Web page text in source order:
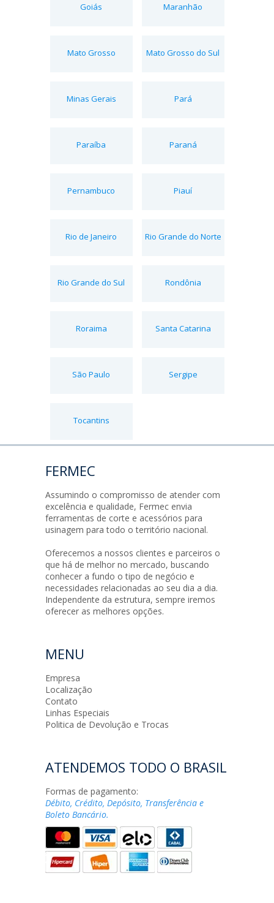
Goiás Maranhão
Mato Grosso Mato Grosso do Sul
Minas Gerais Pará
Paraíba Paraná
Pernambuco Piauí
Rio de Janeiro Rio Grande do Norte
Rio Grande do Sul Rondônia
Roraima Santa Catarina
São Paulo Sergipe
Tocantins
FERMEC
Assumindo o compromisso de atender com
excelência e qualidade, Fermec envia
ferramentas de corte e acessórios para
usinagem para todo o território nacional.
Oferecemos a nossos clientes e parceiros o
que há de melhor no mercado, buscando
conhecer a fundo o tipo de negócio e
necessidades relacionadas ao seu dia a dia.
Independente da estrutura, sempre iremos
oferecer as melhores opções.
MENU
Empresa
Localização
Contato
Linhas Especiais
Politica de Devolução e Trocas
ATENDEMOS TODO O BRASIL
Formas de pagamento:
Débito, Crédito, Depósito, Transferência e
Boleto Bancário.